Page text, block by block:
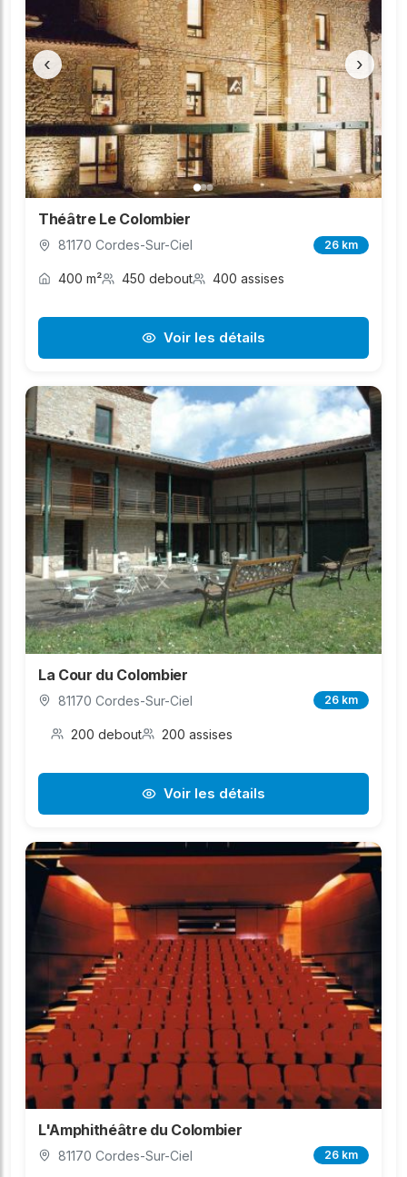
‹ ›
Théâtre Le Colombier
81170 Cordes-Sur-Ciel 26 km
400 m² 450 debout 400 assises
Voir les détails
La Cour du Colombier
81170 Cordes-Sur-Ciel 26 km
200 debout 200 assises
Voir les détails
L'Amphithéâtre du Colombier
81170 Cordes-Sur-Ciel 26 km